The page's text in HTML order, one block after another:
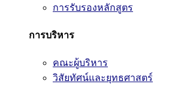
การรับรองหลักสูตร
การบริหาร
คณะผู้บริหาร
วิสัยทัศน์และยุทธศาสตร์